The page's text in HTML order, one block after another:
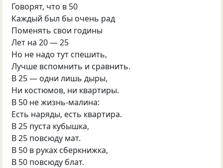
Говорят, что в 50
Каждый был бы очень рад
Поменять свои годины
Лет на 20 — 25
Но не надо тут спешить,
Лучше вспомнить и сравнить.
В 25 — одни лишь дыры,
Ни костюмов, ни квартиры.
В 50 не жизнь-малина:
Есть наряды, есть квартира.
В 25 пуста кубышка,
В 25 повсюду мат.
В 50 в руках сберкнижка,
В 50 повсюду блат.